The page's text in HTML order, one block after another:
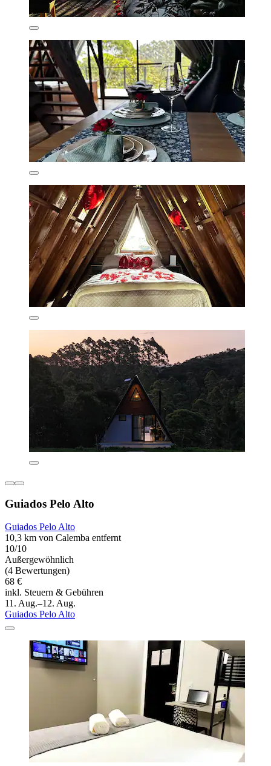
Guiados Pelo Alto
Guiados Pelo Alto
10,3 km von Calemba entfernt
10/10
Außergewöhnlich
(4 Bewertungen)
68 €
inkl. Steuern & Gebühren
11. Aug.–12. Aug.
Guiados Pelo Alto